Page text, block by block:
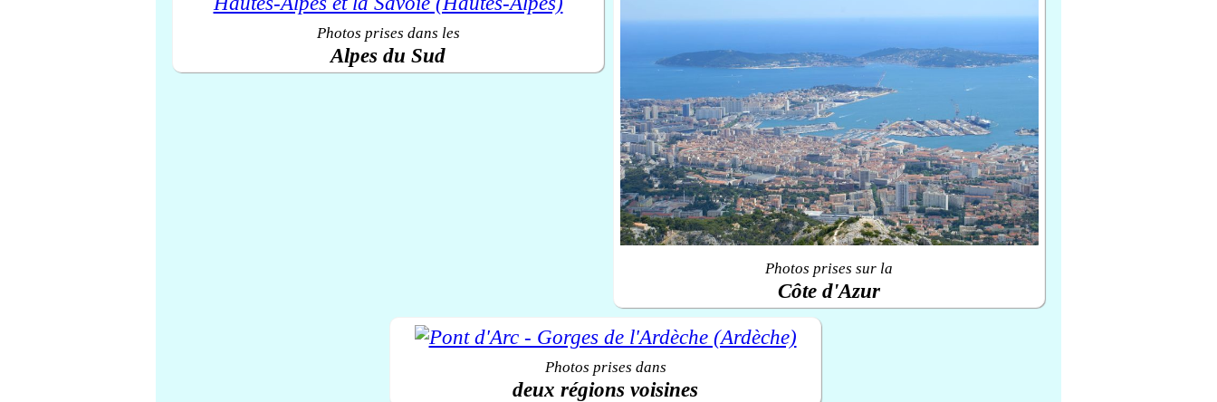
Photos prises dans les
Alpes du Sud
Photos prises sur la
Côte d'Azur
Photos prises dans
deux régions voisines